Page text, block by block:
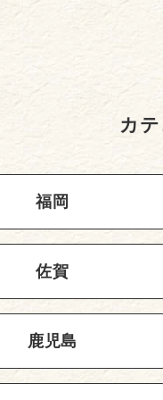
カ
福岡
佐賀
鹿児島